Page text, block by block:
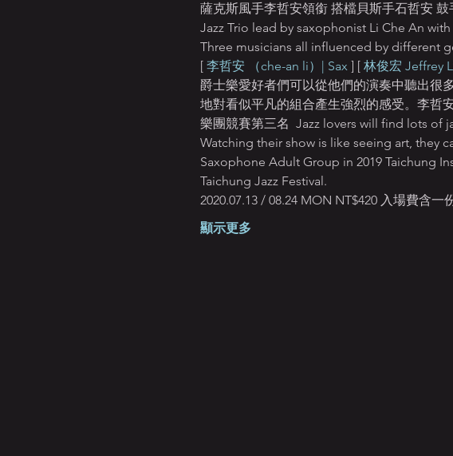
薩克斯風手李哲安領銜 搭檔貝斯手石哲安
Jazz Trio lead by saxophonist Li Che An
Three musicians all influenced by different
[ 李哲安 （che-an li）| Sax ] [ 林俊宏 Jeffrey
爵士樂愛好者們可以從他們的演奏中聽出很
地對看似平凡的組合產生強烈的感受。李哲
樂團競賽第三名  Jazz lovers will find lots
Watching their show is like seeing art, they
Saxophone Adult Group in 2019 Taichung
Taichung Jazz Festival.
2020.07.13 / 08.24 MON NT$420 入場費含
顯示更多